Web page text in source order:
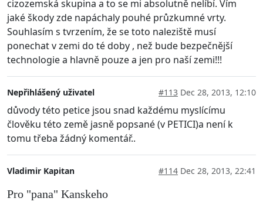
cizozemská skupina a to se mi absolutně nelíbí. Vím
jaké škody zde napáchaly pouhé průzkumné vrty.
Souhlasím s tvrzením, že se toto naleziště musí
ponechat v zemi do té doby , než bude bezpečnější
technologie a hlavně pouze a jen pro naší zemi!!!
Nepřihlášený uživatel #113 Dec 28, 2013, 12:10
důvody této petice jsou snad každému myslícímu
člověku této země jasně popsané (v PETICI)a není k
tomu třeba žádný komentář..
Vladimir Kapitan #114 Dec 28, 2013, 22:41
Pro "pana" Kanskeho